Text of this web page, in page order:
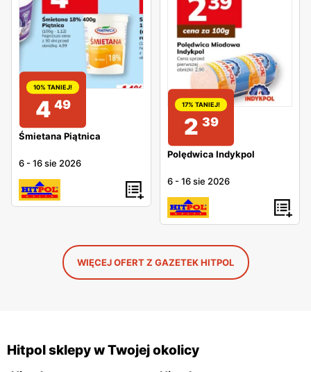
10% TANIEJ!
4 49
Śmietana Piątnica
6 -16 sie 2026
17% TANIEJ!
2 39
Polędwica Indykpol
6 -16 sie 2026
WIĘCEJ OFERT Z GAZETEK HITPOL
Hitpol sklepy w Twojej okolicy